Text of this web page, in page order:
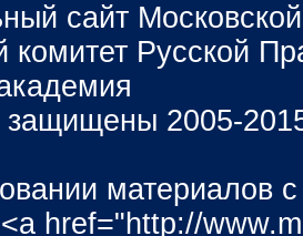
сайт
Русской
защищены 2005-
материалов
<a href="http://